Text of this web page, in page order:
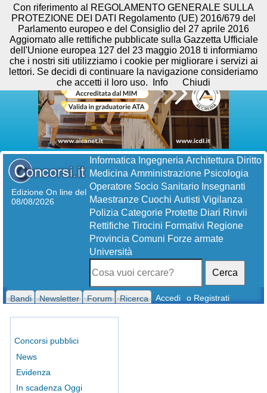
Edizione On line del
08/08/2026
Informatica Ingegneria Architettura Diritto
Medicina Amministrazione Psicologia
Operatore Socio Sanitario Insegnanti
Maestranze Cuochi Autisti Vigilanza
Polizia Categorie Protette Diari Rinvii
Rettifiche Tirocini Formativi Regione
Provincia Comuni Forze armate
Università
Cerca
Bandi Newsletter Forum Ricerca Accedi o Registrati
Concorsi pubblici
News
Evidenza
In scadenza Oggi
Con riferimento al REGOLAMENTO GENERALE SULLA
PROTEZIONE DEI DATI Regolamento (UE) 2016/679 del
Parlamento europeo e del Consiglio del 27 aprile 2016
Aggiornato alle rettifiche pubblicate sulla Gazzetta Ufficiale
dell'Unione europea 127 del 23 maggio 2018 ti informiamo
che i nostri siti utilizziamo i cookie per migliorare i servizi ai
lettori. Se decidi di continuare la navigazione consideriamo
che accetti il loro uso.
Info Chiudi